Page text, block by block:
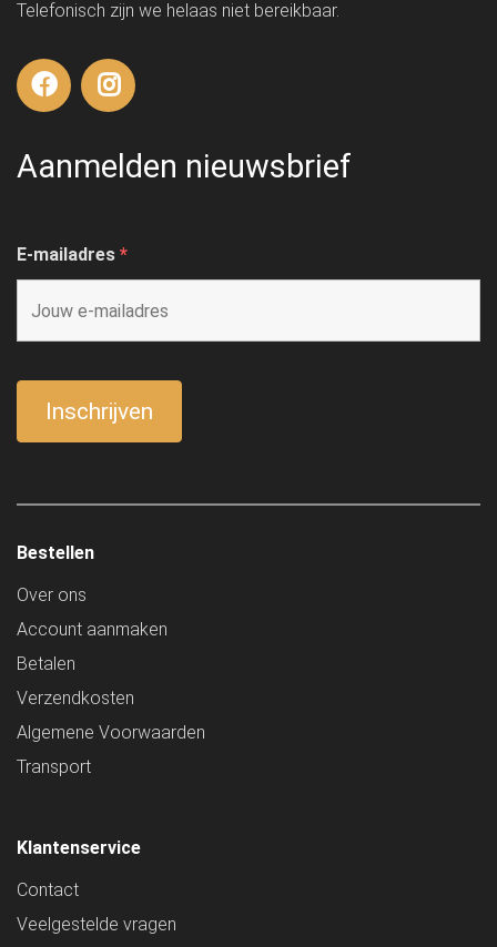
Telefonisch zijn we helaas niet bereikbaar.
Aanmelden nieuwsbrief
E-mailadres *
Bestellen
Over ons
Account aanmaken
Betalen
Verzendkosten
Algemene Voorwaarden
Transport
Klantenservice
Contact
Veelgestelde vragen